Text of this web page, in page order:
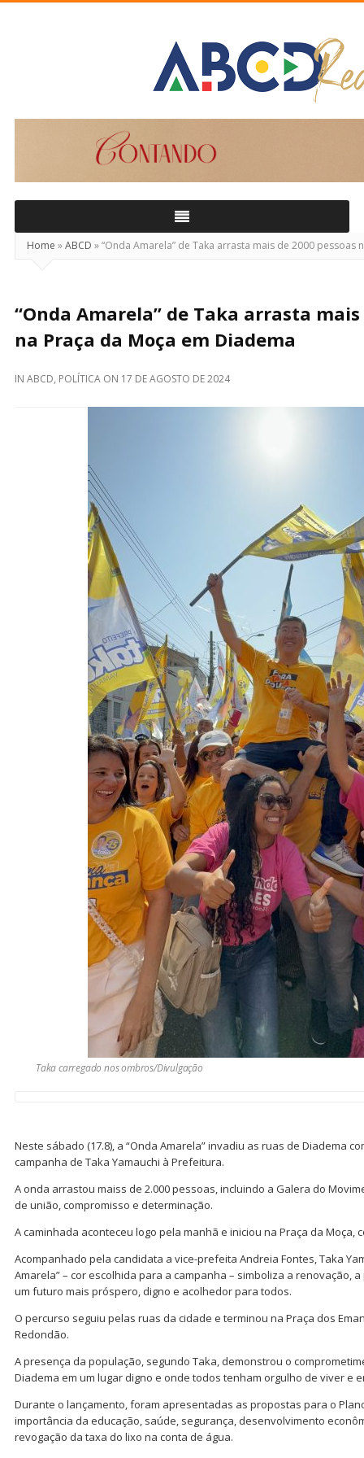
Home »ABCD »“Onda Amarela” de Taka arrasta mais de 2000 pessoas
“Onda Amarela” de Taka arrasta mais
na Praça da Moça em Diadema
IN ABCD, POLÍTICA ON 17 DE AGOSTO DE 2024
Taka carregado nos ombros/Divulgação
Neste sábado (17.8), a “Onda Amarela” invadiu as ruas de Diadema
campanha de Taka Yamauchi à Prefeitura.
A onda arrastou maiss de 2.000 pessoas, incluindo a Galera do
de união, compromisso e determinação.
A caminhada aconteceu logo pela manhã e iniciou na Praça da Moça,
Acompanhado pela candidata a vice-prefeita Andreia Fontes, Taka
Amarela” – cor escolhida para a campanha – simboliza a renovação,
um futuro mais próspero, digno e acolhedor para todos.
O percurso seguiu pelas ruas da cidade e terminou na Praça dos
Redondão.
A presença da população, segundo Taka, demonstrou o
Diadema em um lugar digno e onde todos tenham orgulho de viver e
Durante o lançamento, foram apresentadas as propostas para o
importância da educação, saúde, segurança, desenvolvimento
revogação da taxa do lixo na conta de água.